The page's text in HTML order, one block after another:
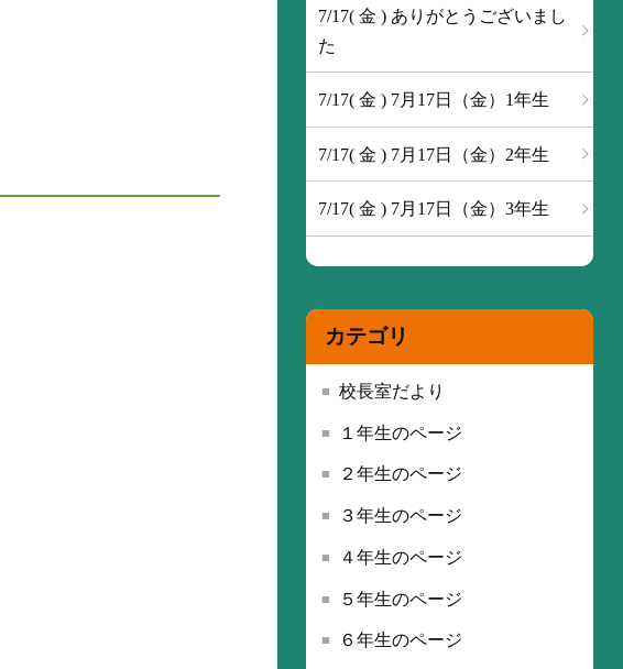
7/17( 金 ) ありがとうございまし
た
7/17( 金 ) 7月17日（金）1年生
7/17( 金 ) 7月17日（金）2年生
7/17( 金 ) 7月17日（金）3年生
カテゴリ
校長室だより
１年生のページ
２年生のページ
３年生のページ
４年生のページ
５年生のページ
６年生のページ